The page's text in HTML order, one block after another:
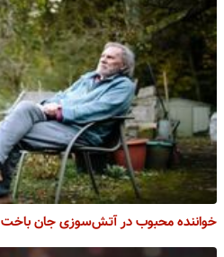
خواننده محبوب در آتش‌‌سوزی جان باخت